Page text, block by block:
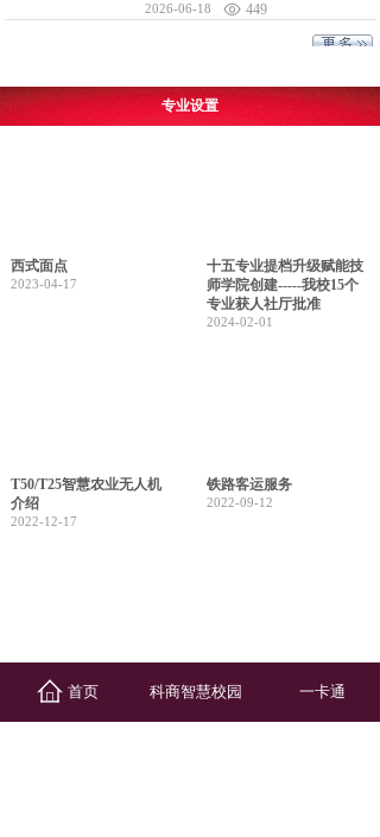
2026-06-18 449
专业设置
西式面点
2023-04-17
十五专业提档升级赋能技
师学院创建-----我校15个
专业获人社厅批准
2024-02-01
T50/T25智慧农业无人机
介绍
2022-12-17
铁路客运服务
2022-09-12
2022-09-12
机电设备安装与维修
2022-09-12
首页 科商智慧校园 一卡通